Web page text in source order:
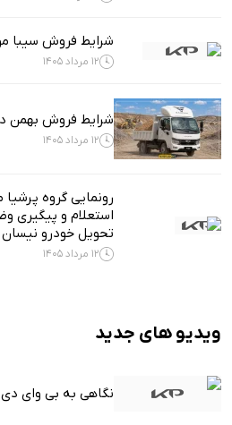
شرایط فروش سیبا
12 مرداد 1405
شرایط فروش بهمن
12 مرداد 1405
رونمایی گروه پرشیا
استعلام و پیگیری
تحویل خودرو نیسان
12 مرداد 1405
ویدیو های جدید
نگاهی به بی وای